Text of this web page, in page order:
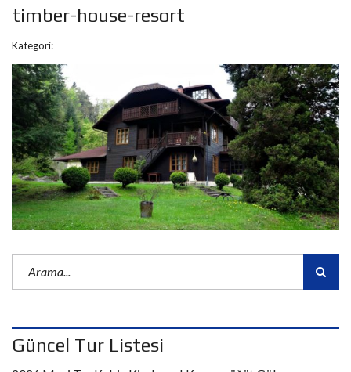
timber-house-resort
Kategori:
Güncel Tur Listesi